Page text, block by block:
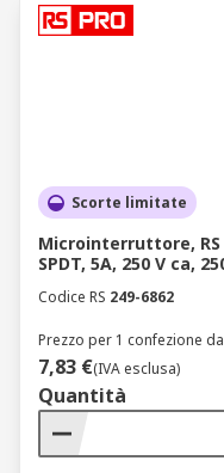
Scorte limitate
Microinterruttore,
SPDT, 5A, 250 V ca,
Codice RS 249-6862
Prezzo per 1 confezione
7,83 €(IVA esclusa)
Quantità